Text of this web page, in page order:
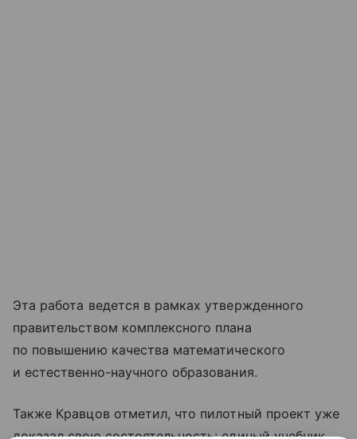
Эта работа ведется в рамках утвержденного
правительством комплексного плана
по повышению качества математического
и естественно-научного образования.
Также Кравцов отметил, что пилотный проект уже